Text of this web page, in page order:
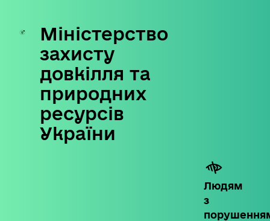
Skip
content
Міністерство
захисту
довкілля та
природних
ресурсів
України
Людям
з